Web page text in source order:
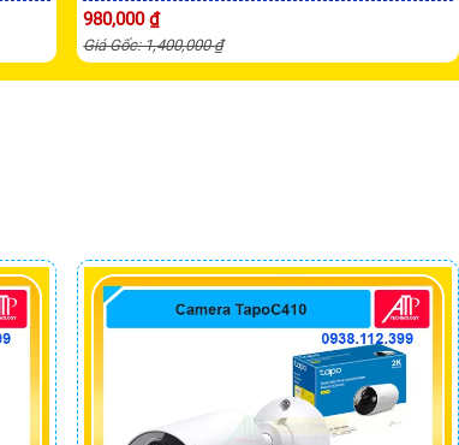
980,000 ₫
Giá Gốc: 1,400,000 ₫